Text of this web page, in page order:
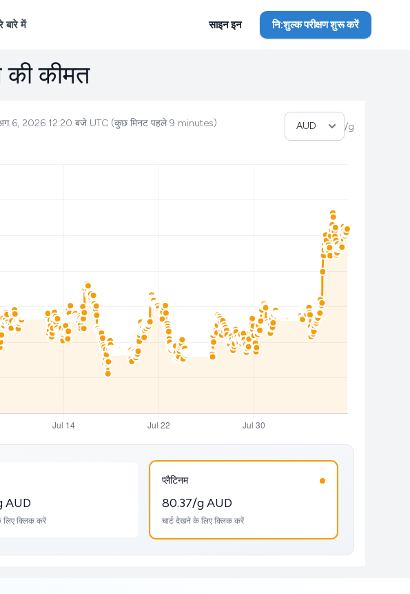
बारे में साइन इन नि:शुल्क परीक्षण शुरू करें
की कीमत
6, 2026 12:20 बजे UTC (कुछ मिनट पहले 9 minutes) मुद्रा चुनें
/g
AUD
लिए क्लिक करें
प्लैटिनम
80.37/g AUD
चार्ट देखने के लिए क्लिक करें